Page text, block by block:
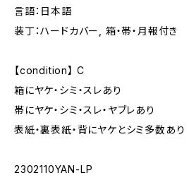
言語：日本語
装丁：ハードカバー, 箱・帯・月報付き
【condition】 C
箱にヤケ・シミ・スレあり
帯にヤケ・シミ・スレ・ヤブレあり
表紙・裏表紙・背にヤケとシミ多数あり
2302110YAN-LP